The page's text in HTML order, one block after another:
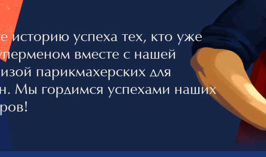
историю успеха тех, кто уже
вместе с нашей
парикмахерских для
Мы гордимся успехами наших